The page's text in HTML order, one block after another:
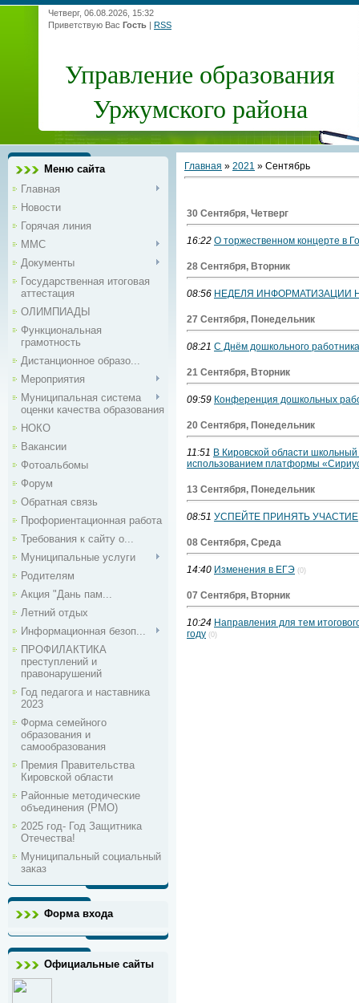
Четверг, 06.08.2026, 15:32
Приветствую Вас Гость | RSS
Управление образования
Уржумского района
Меню сайта
Главная
Новости
Горячая линия
ММС
Документы
Государственная итоговая
аттестация
ОЛИМПИАДЫ
Функциональная
грамотность
Дистанционное образо...
Мероприятия
Муниципальная система
оценки качества образования
НОКО
Вакансии
Фотоальбомы
Форум
Обратная связь
Профориентационная работа
Требования к сайту о...
Муниципальные услуги
Родителям
Акция "Дань пам...
Летний отдых
Информационная безоп...
ПРОФИЛАКТИКА
преступлений и
правонарушений
Год педагога и наставника
2023
Форма семейного
образования и
самообразования
Премия Правительства
Кировской области
Районные методические
объединения (РМО)
2025 год- Год Защитника
Отечества!
Муниципальный социальный
заказ
Форма входа
Официальные сайты
Главная » 2021 » Сентябрь
30 Сентября, Четверг
16:22 О торжественном концерте в
28 Сентября, Вторник
08:56 НЕДЕЛЯ ИНФОРМАТИЗАЦИИ
27 Сентября, Понедельник
08:21 С Днём дошкольного
21 Сентября, Вторник
09:59 Конференция дошкольных
20 Сентября, Понедельник
11:51 В Кировской области
использованием платформы
13 Сентября, Понедельник
08:51 УСПЕЙТЕ ПРИНЯТЬ УЧАСТИЕ
08 Сентября, Среда
14:40 Изменения в ЕГЭ (0)
07 Сентября, Вторник
10:24 Направления для тем
году (0)